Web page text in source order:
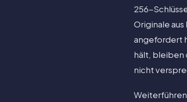
256-
Originale
angefordert
hält, bleiben
nicht